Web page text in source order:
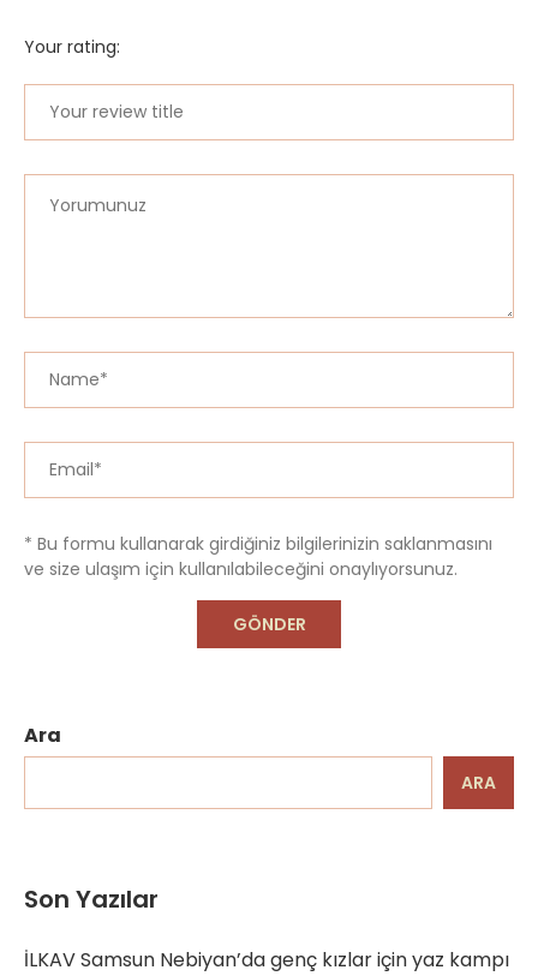
Your rating:
* Bu formu kullanarak girdiğiniz bilgilerinizin saklanmasını
ve size ulaşım için kullanılabileceğini onaylıyorsunuz.
Ara
ARA
Son Yazılar
İLKAV Samsun Nebiyan’da genç kızlar için yaz kampı